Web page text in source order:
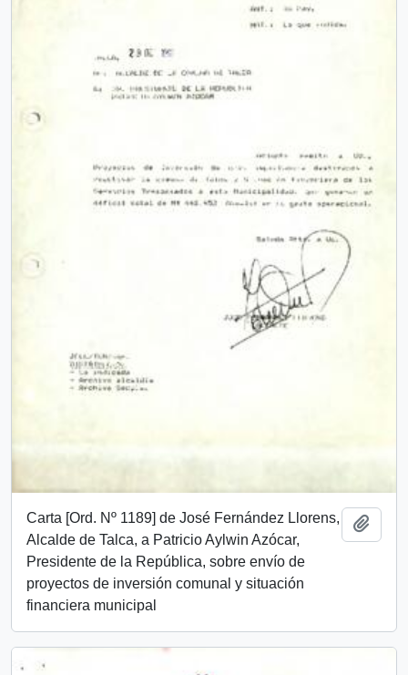
Carta [Ord. Nº 1189] de José Fernández Llorens,
Alcalde de Talca, a Patricio Aylwin Azócar,
Presidente de la República, sobre envío de
proyectos de inversión comunal y situación
financiera municipal